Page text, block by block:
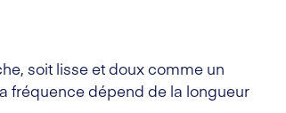
soit lisse et doux comme un
fréquence dépend de la longueur